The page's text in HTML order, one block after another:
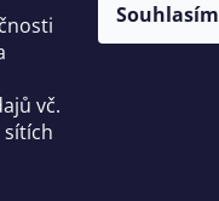
vč.
Souhlasím